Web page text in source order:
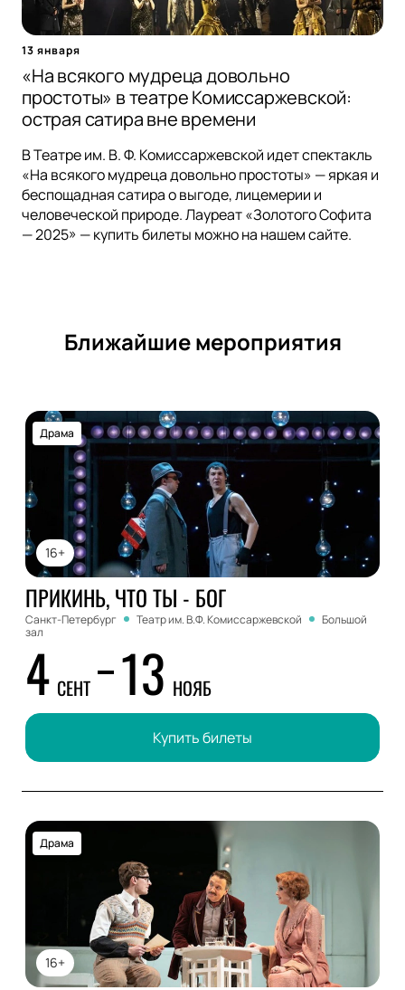
13 января
«На всякого мудреца довольно
простоты» в театре Комиссаржевской:
острая сатира вне времени
В Театре им. В. Ф. Комиссаржевской идет спектакль
«На всякого мудреца довольно простоты» — яркая и
беспощадная сатира о выгоде, лицемерии и
человеческой природе. Лауреат «Золотого Софита
— 2025» — купить билеты можно на нашем сайте.
Ближайшие мероприятия
16+
Драма
ПРИКИНЬ, ЧТО ТЫ - БОГ
Санкт-Петербург Театр им. В.Ф. Комиссаржевской
Большой
зал
4 СЕНТ 13 НОЯБ
Купить билеты
16+
Драма